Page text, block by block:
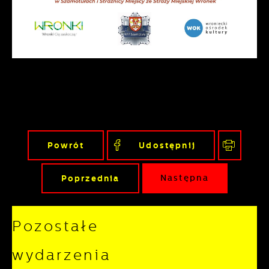
Powrót Udostępnij
Poprzednia Następna
Pozostałe
wydarzenia
komunikatów mediów społecznościowych.